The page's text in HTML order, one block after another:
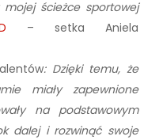
ścieżce sportowej
– setka Aniela
: Dzięki temu, że
miały zapewnione
na podstawowym
dalej i rozwinąć swoje